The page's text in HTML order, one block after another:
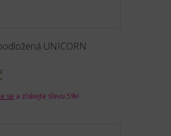
UNICORN
se a získejte slevu 5%!